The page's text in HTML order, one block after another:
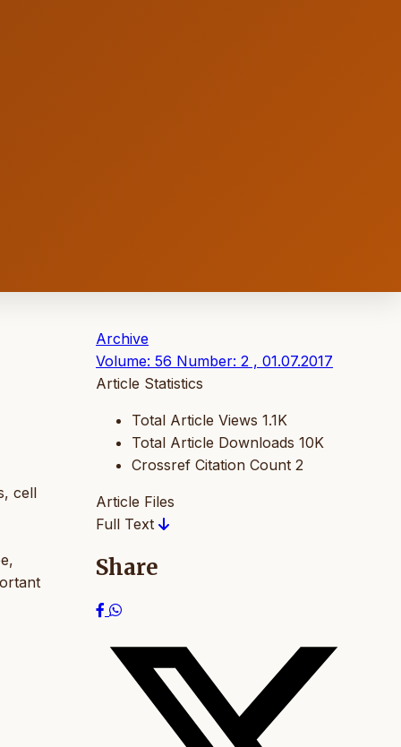
cell
Archive
Volume: 56 Number: 2 , 01.07.2017
Article Statistics
Total Article Views 1.1K
Total Article Downloads 10K
Crossref Citation Count 2
Article Files
Full Text
Share